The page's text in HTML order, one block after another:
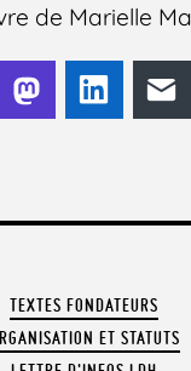
de Marielle
Mastodon
TEXTES FONDATEURS
ET STATUTS